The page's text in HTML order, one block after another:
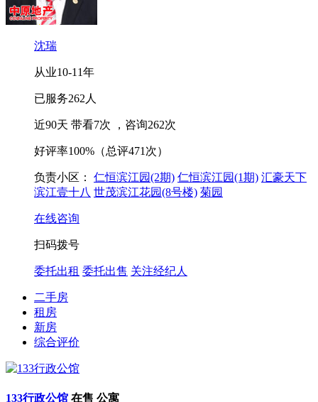
沈瑞
从业10-11年
已服务262 人
近90天 带看7次 ，咨询262次
好评率100% （总评471次）
负责小区： 仁恒滨江园(2期) 仁恒滨江园(1期) 汇豪天下
滨江壹十八 世茂滨江花园(8号楼) 菊园
在线咨询
扫码拨号
委托出租 委托出售 关注经纪人
二手房
租房
新房
综合评价
133行政公馆 在售 公寓